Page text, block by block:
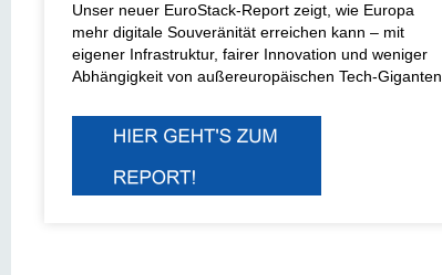
Unser neuer EuroStack-Report zeigt, wie Europa
mehr digitale Souveränität erreichen kann – mit
eigener Infrastruktur, fairer Innovation und weniger
Abhängigkeit von außereuropäischen Tech-Giganten.